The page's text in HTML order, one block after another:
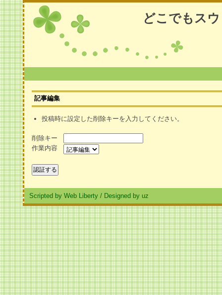
どこでもス
記事編集
投稿時に設定した削除キーを入力してください。
削除キー
作業内容
Scripted by Web Liberty / Designed by uz